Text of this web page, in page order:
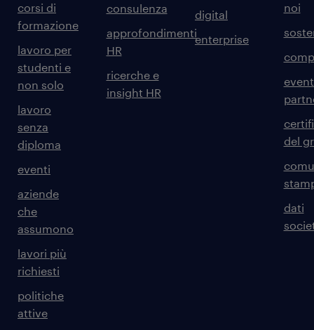
corsi di
formazione
lavoro per
studenti e
non solo
lavoro
senza
diploma
eventi
aziende
che
assumono
lavori più
richiesti
politiche
attive
consulenza
approfondimenti
HR
ricerche e
insight HR
digital
enterprise
noi
del
dati